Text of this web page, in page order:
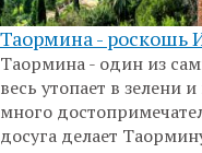
Таормина - роскошь
Таормина - один из
весь утопает в зелени
много
досуга делает